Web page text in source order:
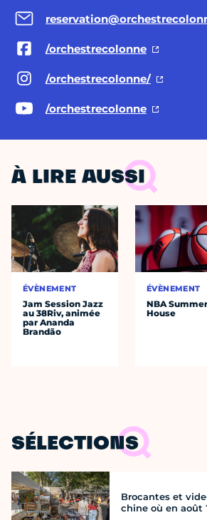
/orchestrecolonne
/orchestrecolonne/
/orchestrecolonne
À LIRE AUSSI
ÉVÈNEMENT
Jam Session Jazz
au 38Riv, animée
par Ananda
Brandão
ÉVÈNEMENT
NBA
House
SÉLECTIONS
Brocantes et
chine où en août